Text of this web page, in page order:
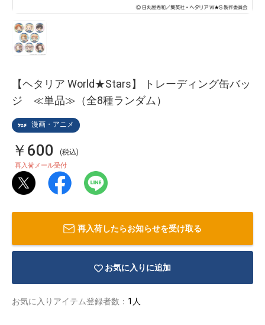
漫画・アニメ
【ヘタリア World★Stars】 トレーディング缶バッ
ジ ≪単品≫（全8種ランダム）
￥600 (税込)
再入荷メール受付
再入荷したらお知らせを受け取る
お気に入りに追加
お気に入りアイテム登録者数： 1人